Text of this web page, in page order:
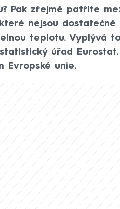
Pak zřejmě patříte
nejsou dostatečně
teplotu. Vyplývá
úřad Eurostat.
Evropské unie.